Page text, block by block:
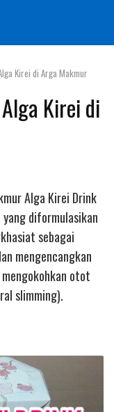
Kirei di Arga Makmur
Kirei di
Alga Kirei Drink
diformulasikan
sebagai
mengencangkan
otot
slimming).